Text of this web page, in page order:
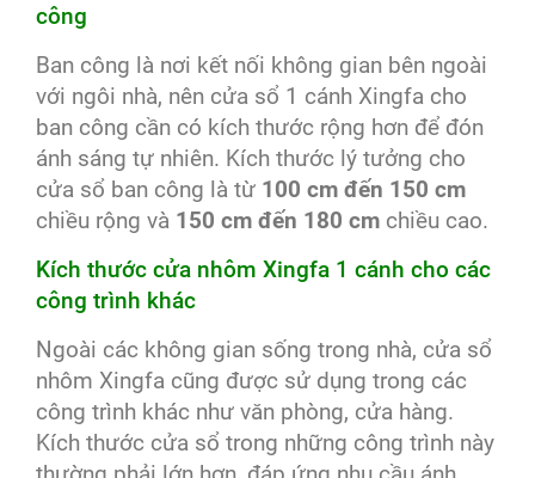
công
Ban công là nơi kết nối không gian bên ngoài
với ngôi nhà, nên cửa sổ 1 cánh Xingfa cho
ban công cần có kích thước rộng hơn để đón
ánh sáng tự nhiên. Kích thước lý tưởng cho
cửa sổ ban công là từ 100 cm đến 150 cm
chiều rộng và 150 cm đến 180 cm chiều cao.
Kích thước cửa nhôm Xingfa 1 cánh cho các
công trình khác
Ngoài các không gian sống trong nhà, cửa sổ
nhôm Xingfa cũng được sử dụng trong các
công trình khác như văn phòng, cửa hàng.
Kích thước cửa sổ trong những công trình này